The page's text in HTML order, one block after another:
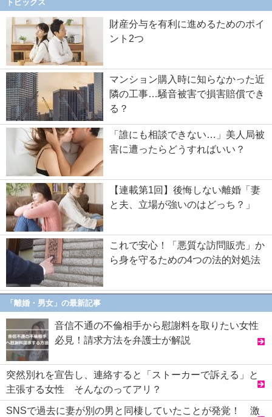
トピックス
財産分与を有利に進めるためのポイ
ント2つ
マンション購入時に知らなかった近
隣の工事…騒音被害で損害賠償でき
る？
「誰にも相談できない…」美人局被
害に遭ったらどうすればいい？
【連載第1回】後悔しない離婚「妻
と夫、立場が強いのはどっち？」
これで安心！「悪質な訪問販売」か
ら身を守るための4つの法的対処法
「離婚・男女」の最新記事
音信不通の不倫相手から慰謝料を取りたい女性
必見！請求方法を弁護士が解説
突然別れを宣告し、連絡すると「ストーカーで訴える」と
主張する女性 そんなのってアリ？
SNSで過去に妻が別の男と同棲していたことが発覚！ 激